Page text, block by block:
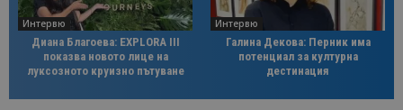
Интервю
Диана Благоева: EXPLORA III
показва новото лице на
луксозното круизно пътуване
Интервю
Галина Декова: Перник има
потенциал за културна
дестинация